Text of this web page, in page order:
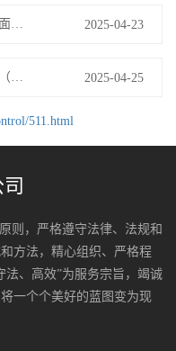
施工遇到墙体烂根、墙板表面沉砂、混凝土离析、楼梯变形、电箱留洞变形等问题的处理方法 2025-04-23
混凝土裂缝常见的处理方法（二） 2025-04-25
511.html
则，严格遵守法律、法规和
方法，精心组织、严格程
法、高效”为服务宗旨，竭诚
一个个美好的蓝图变为现